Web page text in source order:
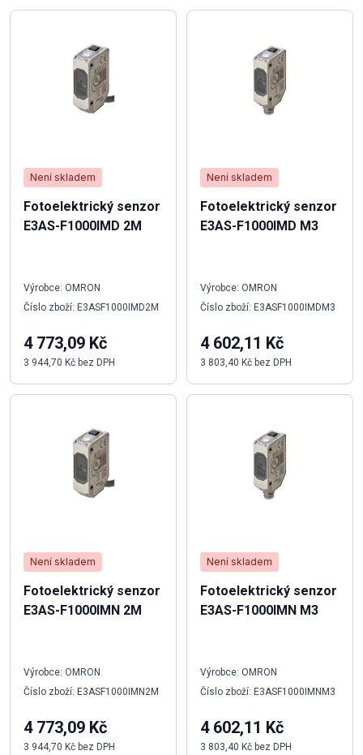
Není skladem
Fotoelektrický senzor
E3AS-F1000IMD 2M
Výrobce: OMRON
Číslo zboží: E3ASF1000IMD2M
4 773,09 Kč
3 944,70 Kč bez DPH
Není skladem
Fotoelektrický senzor
E3AS-F1000IMD M3
Výrobce: OMRON
Číslo zboží: E3ASF1000IMDM3
4 602,11 Kč
3 803,40 Kč bez DPH
Není skladem
Fotoelektrický senzor
E3AS-F1000IMN 2M
Výrobce: OMRON
Číslo zboží: E3ASF1000IMN2M
4 773,09 Kč
3 944,70 Kč bez DPH
Není skladem
Fotoelektrický senzor
E3AS-F1000IMN M3
Výrobce: OMRON
Číslo zboží: E3ASF1000IMNM3
4 602,11 Kč
3 803,40 Kč bez DPH